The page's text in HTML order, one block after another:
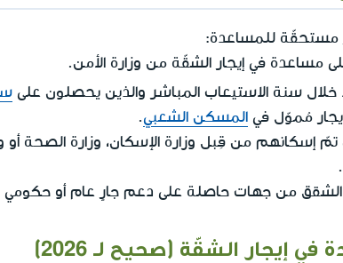
مستحقّة للمساعدة:
مساعدة في إيجار الشقّة من وزارة الأمن.
خلال سنة الاستيعاب المباشر والذين يحصلون على
مُموّل في المسكن الشعبي.
إسكانهم من قِبل وزارة الإسكان، وزارة الصحة أو
.
من جهات حاصلة على دعم جارٍ عام أو حكومي
إيجار الشقّة (صحيح لـ 2026)